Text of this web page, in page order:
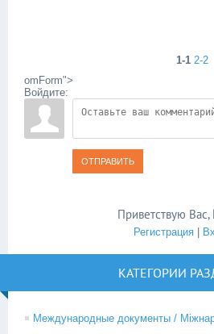
1-1 2-2
omForm">
Войдите:
ОТПРАВИТЬ
Приветствую Вас,
Регистрация|
КАТЕГОРИИ
Международные документы /